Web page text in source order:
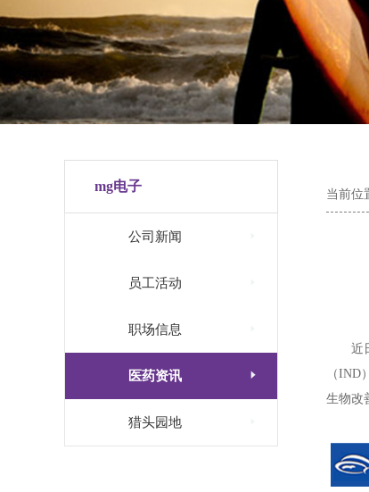
mg电子
公司新闻
员工活动
职场信息
医药资讯 
猎头园地
当前位
近
（
生物改